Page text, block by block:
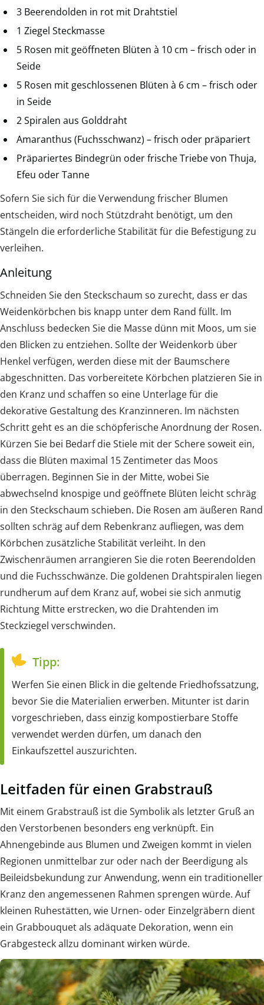
3 Beerendolden in rot mit Drahtstiel
1 Ziegel Steckmasse
5 Rosen mit geöffneten Blüten à 10 cm – frisch oder in
Seide
5 Rosen mit geschlossenen Blüten à 6 cm – frisch oder
in Seide
2 Spiralen aus Golddraht
Amaranthus (Fuchsschwanz) – frisch oder präpariert
Präpariertes Bindegrün oder frische Triebe von Thuja,
Efeu oder Tanne
Sofern Sie sich für die Verwendung frischer Blumen
entscheiden, wird noch Stützdraht benötigt, um den
Stängeln die erforderliche Stabilität für die Befestigung zu
verleihen.
Anleitung
Schneiden Sie den Steckschaum so zurecht, dass er das
Weidenkörbchen bis knapp unter dem Rand füllt. Im
Anschluss bedecken Sie die Masse dünn mit Moos, um sie
den Blicken zu entziehen. Sollte der Weidenkorb über
Henkel verfügen, werden diese mit der Baumschere
abgeschnitten. Das vorbereitete Körbchen platzieren Sie in
den Kranz und schaffen so eine Unterlage für die
dekorative Gestaltung des Kranzinneren. Im nächsten
Schritt geht es an die schöpferische Anordnung der Rosen.
Kürzen Sie bei Bedarf die Stiele mit der Schere soweit ein,
dass die Blüten maximal 15 Zentimeter das Moos
überragen. Beginnen Sie in der Mitte, wobei Sie
abwechselnd knospige und geöffnete Blüten leicht schräg
in den Steckschaum schieben. Die Rosen am äußeren Rand
sollten schräg auf dem Rebenkranz aufliegen, was dem
Körbchen zusätzliche Stabilität verleiht. In den
Zwischenräumen arrangieren Sie die roten Beerendolden
und die Fuchsschwänze. Die goldenen Drahtspiralen liegen
rundherum auf dem Kranz auf, wobei sie sich anmutig
Richtung Mitte erstrecken, wo die Drahtenden im
Steckziegel verschwinden.
Tipp:
Werfen Sie einen Blick in die geltende Friedhofssatzung,
bevor Sie die Materialien erwerben. Mitunter ist darin
vorgeschrieben, dass einzig kompostierbare Stoffe
verwendet werden dürfen, um danach den
Einkaufszettel auszurichten.
Leitfaden für einen Grabstrauß
Mit einem Grabstrauß ist die Symbolik als letzter Gruß an
den Verstorbenen besonders eng verknüpft. Ein
Ahnengebinde aus Blumen und Zweigen kommt in vielen
Regionen unmittelbar zur oder nach der Beerdigung als
Beileidsbekundung zur Anwendung, wenn ein traditioneller
Kranz den angemessenen Rahmen sprengen würde. Auf
kleinen Ruhestätten, wie Urnen- oder Einzelgräbern dient
ein Grabbouquet als adäquate Dekoration, wenn ein
Grabgesteck allzu dominant wirken würde.